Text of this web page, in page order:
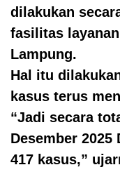
dilakukan
fasilitas
Lampung.
Hal itu
kasus terus
“Jadi secara
Desember 2025
417 kasus,”